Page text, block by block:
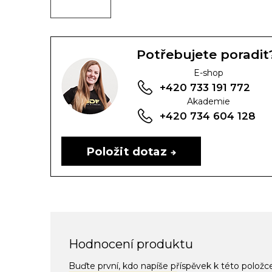
Potřebujete
E-shop
+420 733 191 772
Akademie
+420 734 604 128
Položit dotaz
Hodnocení produktu
Buďte první, kdo napíše příspěvek k této